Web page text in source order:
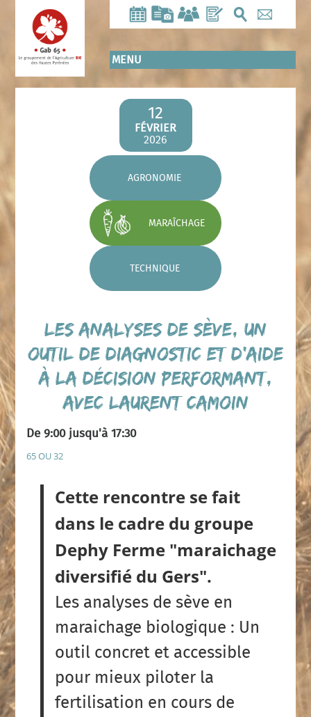
contenu
principal
MENU
12
FÉVRIER
2026
AGRONOMIE
MARAÎCHAGE
TECHNIQUE
Les analyses de sève, un
outil de diagnostic et d’aide
à la décision performant,
avec Laurent CAMOIN
De 9:00 jusqu'à 17:30
65 OU 32
Cette rencontre se fait
dans le cadre du groupe
Dephy Ferme "maraichage
diversifié du Gers".
Les analyses de sève en
maraichage biologique : Un
outil concret et accessible
pour mieux piloter la
fertilisation en cours de